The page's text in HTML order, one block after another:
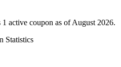
active coupon as of August 2026.
Statistics